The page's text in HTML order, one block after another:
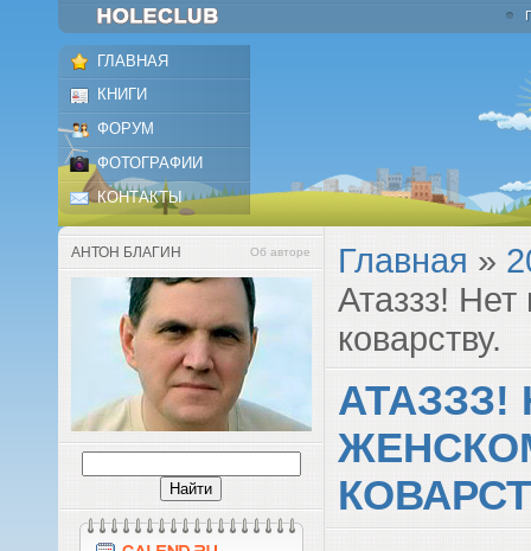
ГЛАВНАЯ
КНИГИ
ФОРУМ
ФОТОГРАФИИ
КОНТАКТЫ
АНТОН БЛАГИН Об авторе Главная »
Атаззз!
коварству.
АТАЗЗЗ!